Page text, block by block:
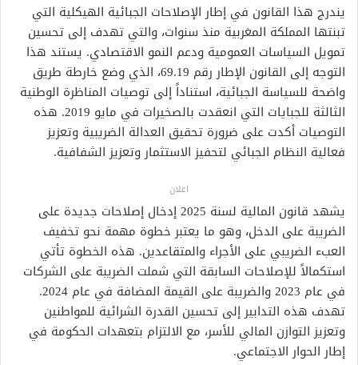
يندرج هذا القانون في إطار الإصلاحات الجبائية الهيكلية التي
تبنتها المملكة المغربية منذ سنوات، والتي تهدف إلى تحسين
تمويل السياسات العمومية ودعم النمو الاقتصادي. يستند هذا
التوجه إلى القانون الإطار رقم 69.19، الذي وضع خارطة طريق
واضحة للسياسة الجبائية، استناداً إلى توصيات المناظرة الوطنية
الثالثة للجبايات التي انعقدت بالصخيرات في مايو 2019. هذه
التوصيات أكدت على ضرورة تحقيق العدالة الضريبية وتعزيز
فعالية النظام الجبائي لتحفيز الاستثمار وتعزيز الشفافية.
اعلان
يشهد قانون المالية لسنة 2025 إدخال إصلاحات جديدة على
الضريبة على الدخل، وهو ما يعتبر خطوة مهمة نحو تخفيف
العبء الضريبي على الأجراء والمتقاعدين. هذه الخطوة تأتي
استكمالاً للإصلاحات السابقة التي شملت الضريبة على الشركات
في عام 2023 والضريبة على القيمة المضافة في عام 2024.
تهدف هذه التدابير إلى تحسين القدرة الشرائية للمواطنين
وتعزيز التوازن المالي للأسر، مع الالتزام بتعهدات الحكومة في
إطار الحوار الاجتماعي.